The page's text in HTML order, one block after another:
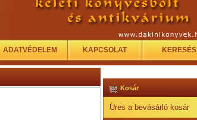
ADATVÉDELEM KAPCSOLAT KERESÉS
Kosár
Üres a bevásárló kosár